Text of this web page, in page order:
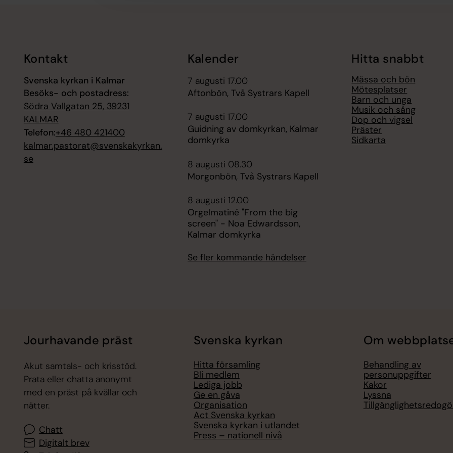
Kontakt
Svenska kyrkan i Kalmar
Besöks- och postadress:
Södra Vallgatan 25, 39231
KALMAR
Telefon:+46 480 421400
kalmar.pastorat@svenskakyrkan.
se
Kalender
7 augusti 17.00
Aftonbön, Två Systrars Kapell
7 augusti 17.00
Guidning av domkyrkan, Kalmar
domkyrka
8 augusti 08.30
Morgonbön, Två Systrars Kapell
8 augusti 12.00
Orgelmatiné "From the big
screen" - Noa Edwardsson,
Kalmar domkyrka
Se fler kommande händelser
Hitta snabbt
Mässa och bön
Mötesplatser
Barn och unga
Musik och sång
Dop och vigsel
Präster
Sidkarta
Jourhavande präst
Akut samtals- och krisstöd.
Prata eller chatta anonymt
med en präst på kvällar och
nätter.
Chatt
Digitalt brev
Svenska kyrkan
Hitta församling
Bli medlem
Lediga jobb
Ge en gåva
Organisation
Act Svenska kyrkan
Svenska kyrkan i utlandet
Press – nationell nivå
Om
Behandling av
personuppgifter
Kakor
Lyssna